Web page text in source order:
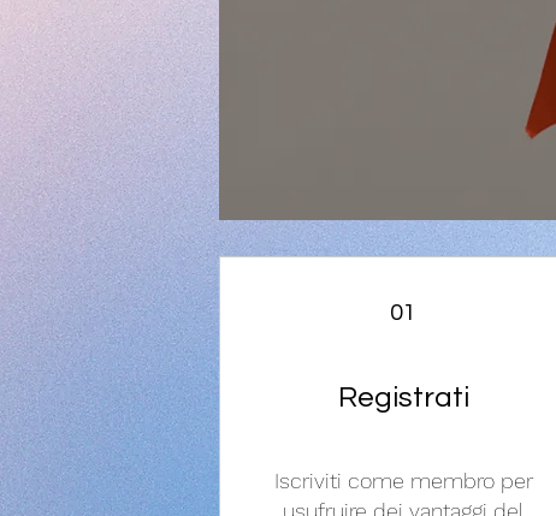
01
Registrati
Iscriviti come membro per
usufruire dei vantaggi del